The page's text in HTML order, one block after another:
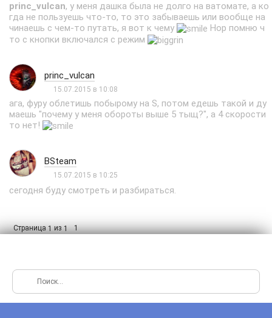
princ_vulcan, у меня дашка была не долго на ватомате, а ко
гда не пользуешь что-то, то это забываешь или вообще на
чинаешь с чем-то путать, я вот к чему
Нор помню ч
то с кнопки включался с режим
princ_vulcan
15.07.2015 в 10:08
ага, фуру облетишь побырому на S, потом едешь такой и ду
маешь "почему у меня обороты выше 5 тыщ?", а 4 скорости
то нет!
BSteam
15.07.2015 в 10:25
сегодня буду смотреть и разбираться.
Страница1из1 1